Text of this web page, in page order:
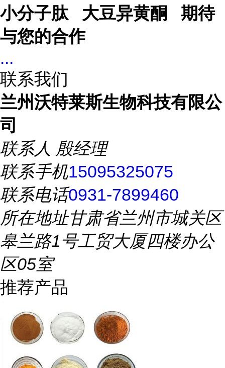
小分子肽 大豆异黄酮 期待
与您的合作
...
联系我们
兰州沃特莱斯生物科技有限公
司
联系人 殷经理
联系手机15095325075
联系电话0931-7899460
所在地址甘肃省兰州市城关区
皋兰路1号工贸大厦四楼办公
区05室
推荐产品